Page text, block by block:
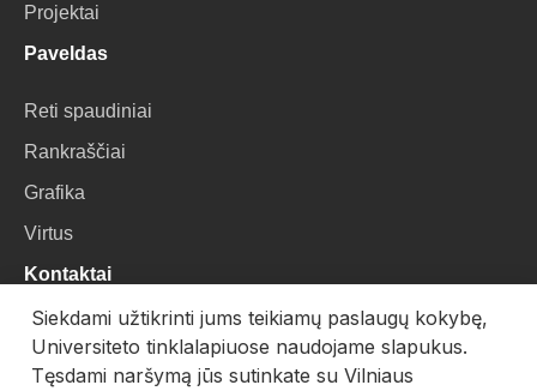
Projektai
Paveldas
Reti spaudiniai
Rankraščiai
Grafika
Virtus
Kontaktai
VU Biblioteka
Universiteto g. 3, LT-01122, Vilnius
Siekdami užtikrinti jums teikiamų paslaugų kokybę,
Universiteto tinklalapiuose naudojame slapukus.
Tęsdami naršymą jūs sutinkate su Vilniaus